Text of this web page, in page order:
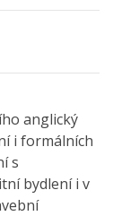
anglický
i formálních
s
bydlení i v